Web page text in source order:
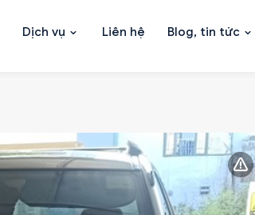
Dịch vụ Liên hệ Blog, tin tức